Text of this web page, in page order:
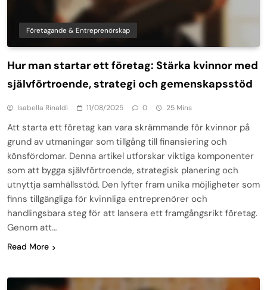
Företagande & Entreprenörskap
Hur man startar ett företag: Stärka kvinnor med
självförtroende, strategi och gemenskapsstöd
Isabella Rinaldi 11/08/2025 0 25 Mins
Att starta ett företag kan vara skrämmande för kvinnor på
grund av utmaningar som tillgång till finansiering och
könsfördomar. Denna artikel utforskar viktiga komponenter
som att bygga självförtroende, strategisk planering och
utnyttja samhällsstöd. Den lyfter fram unika möjligheter som
finns tillgängliga för kvinnliga entreprenörer och
handlingsbara steg för att lansera ett framgångsrikt företag.
Genom att…
Read More